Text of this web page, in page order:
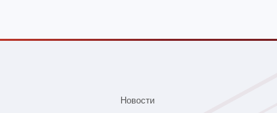
Новости